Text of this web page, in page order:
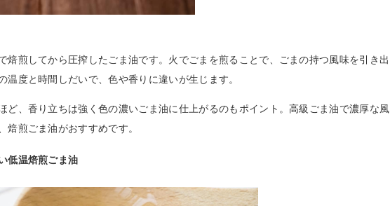
焙煎してから圧搾したごま油です。火でごまを煎ることで、ごまの持つ風味を引き出
温度と時間しだいで、色や香りに違いが生じます。
ど、香り立ちは強く色の濃いごま油に仕上がるのもポイント。高級ごま油で濃厚な風
焙煎ごま油がおすすめです。
低温焙煎ごま油